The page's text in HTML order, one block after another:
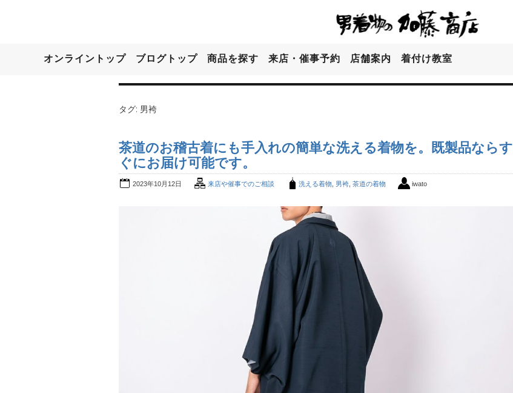
オンライントップ ブログトップ 商品を探す 来店・催事予約 店舗案内 着付け教室
タグ: 男袴
茶道のお稽古着にも手入れの簡単な洗える着物を。既製品ならす
ぐにお届け可能です。
2023年10月12日 来店や催事でのご相談 洗える着物, 男袴, 茶道の着物 iwato